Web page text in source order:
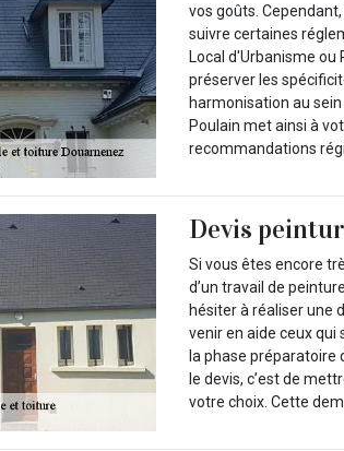
vos goûts.
suivre certaines
Local d'Urbanisme ou
préserver les
harmonisation au
Poulain met ainsi à
recommandations
Devis
Si vous êtes encore
d’un travail de
hésiter à réaliser une
venir en aide ceux
la phase préparatoire
le devis, c’est de
votre choix. Cette